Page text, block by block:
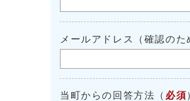
メールアドレス（確認のた
当町からの回答方法 （ 必須